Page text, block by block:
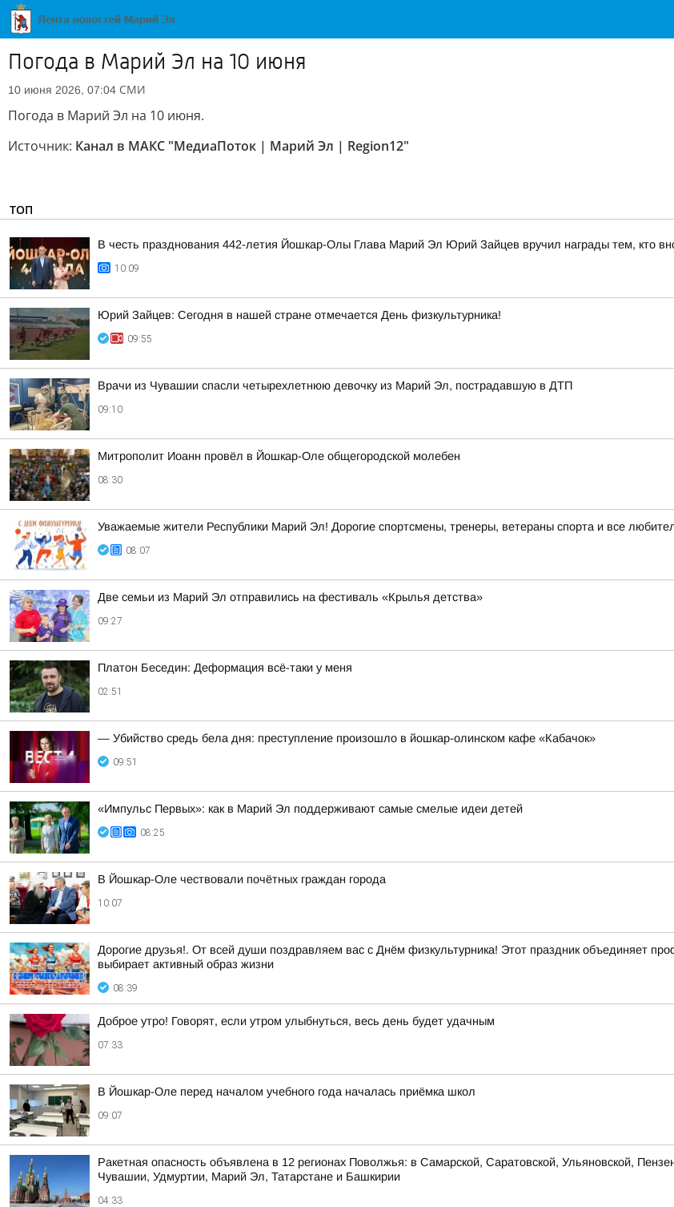
Погода в Марий Эл на 10 июня
10 июня 2026, 07:04 СМИ
Погода в Марий Эл на 10 июня.
Источник: Канал в МАКС "МедиаПоток | Марий Эл | Region12"
ТОП
В честь празднования 442-летия Йошкар-Олы Глава Марий Эл Юрий Зайцев вручил награды тем, кто
10:09
Юрий Зайцев: Сегодня в нашей стране отмечается День физкультурника!
09:55
Врачи из Чувашии спасли четырехлетнюю девочку из Марий Эл, пострадавшую в ДТП
09:10
Митрополит Иоанн провёл в Йошкар-Оле общегородской молебен
08:30
Уважаемые жители Республики Марий Эл! Дорогие спортсмены, тренеры, ветераны спорта и все
08:07
Две семьи из Марий Эл отправились на фестиваль «Крылья детства»
09:27
Платон Беседин: Деформация всё-таки у меня
02:51
— Убийство средь бела дня: преступление произошло в йошкар-олинском кафе «Кабачок»
09:51
«Импульс Первых»: как в Марий Эл поддерживают самые смелые идеи детей
08:25
В Йошкар-Оле чествовали почётных граждан города
10:07
Дорогие друзья!. От всей души поздравляем вас с Днём физкультурника! Этот праздник объединяет
выбирает активный образ жизни
08:39
Доброе утро! Говорят, если утром улыбнуться, весь день будет удачным
07:33
В Йошкар-Оле перед началом учебного года началась приёмка школ
09:07
Ракетная опасность объявлена в 12 регионах Поволжья: в Самарской, Саратовской, Ульяновской,
Чувашии, Удмуртии, Марий Эл, Татарстане и Башкирии
04:33